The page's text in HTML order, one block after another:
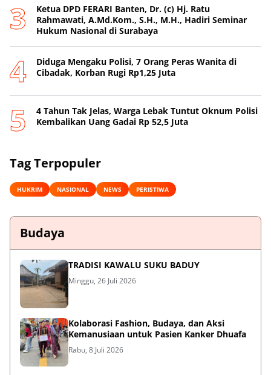
Ketua DPD FERARI Banten, Dr. (c) Hj. Ratu
Rahmawati, A.Md.Kom., S.H., M.H., Hadiri Seminar
Hukum Nasional di Surabaya
Diduga Mengaku Polisi, 7 Orang Peras Wanita di
Cibadak, Korban Rugi Rp1,25 Juta
4 Tahun Tak Jelas, Warga Lebak Tuntut Oknum Polisi
Kembalikan Uang Gadai Rp 52,5 Juta
Tag Terpopuler
HUKRIM NASIONAL NEWS PERISTIWA
Budaya
TRADISI KAWALU SUKU BADUY
Minggu, 26 Juli 2026
Kolaborasi Fashion, Budaya, dan Aksi
Kemanusiaan untuk Pasien Kanker Dhuafa
Rabu, 8 Juli 2026